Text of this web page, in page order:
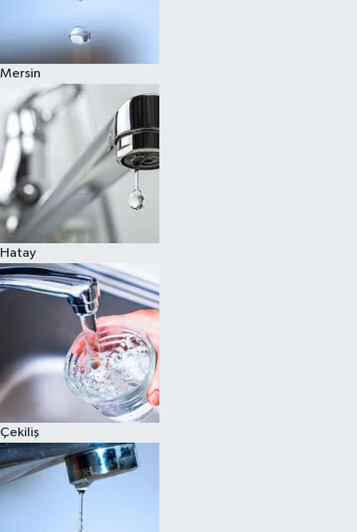
Mersin
Hatay
Çekiliş